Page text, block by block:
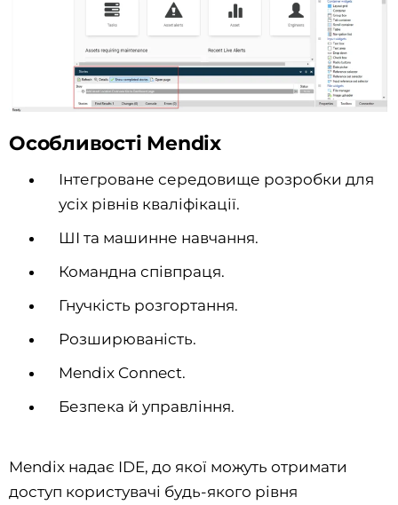
Особливості Mendix
Інтегроване середовище розробки для
усіх рівнів кваліфікації.
ШІ та машинне навчання.
Командна співпраця.
Гнучкість розгортання.
Розширюваність.
Mendix Connect.
Безпека й управління.
Mendix надає IDE, до якої можуть отримати
доступ користувачі будь-якого рівня